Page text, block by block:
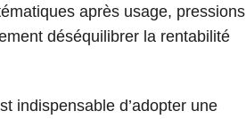
après usage, pressions
déséquilibrer la rentabilité
indispensable d’adopter une